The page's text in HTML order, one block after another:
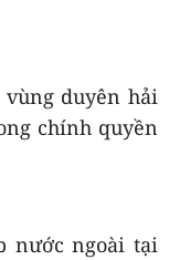
duyên hải
chính quyền
nước ngoài tại